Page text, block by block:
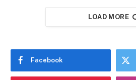
LOAD MORE
Facebook